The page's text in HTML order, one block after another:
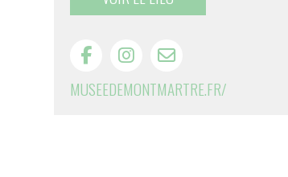
MUSEEDEMONTMARTRE.FR/